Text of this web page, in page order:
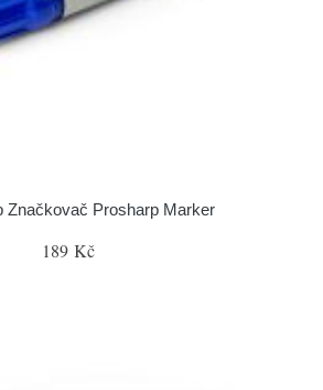
Značkovač Prosharp Marker
189 Kč